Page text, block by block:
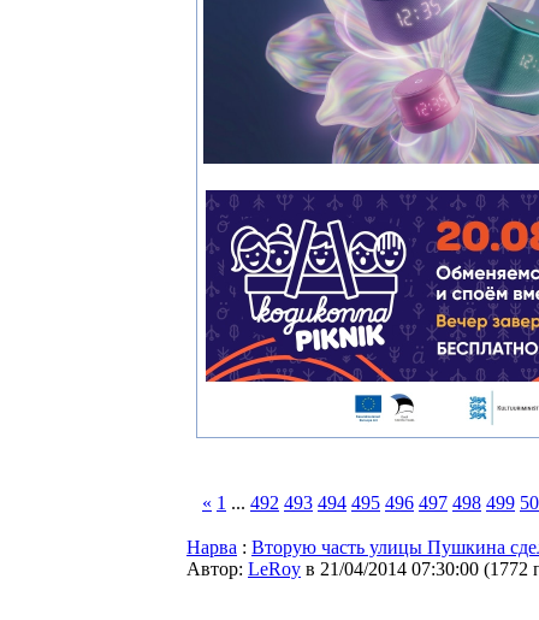
« 1 ... 492 493 494 495 496 497 498 499
Нарва : Вторую часть улицы Пушкина
Автор: LeRoy в 21/04/2014 07:30:00 (1772